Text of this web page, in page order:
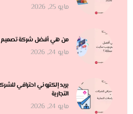
مايو 25, 2026
من هي أفضل شركة تصميم
مايو 24, 2026
بريد إلكتروني احترافي
التجارية
مايو 24, 2026